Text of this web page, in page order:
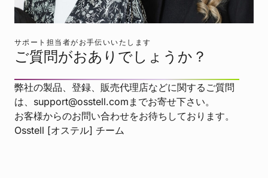
サポート担当者がお手伝いいたします
ご質問がおありでしょうか？
弊社の製品、登録、販売代理店などに関するご質問
は、support@osstell.comまでお寄せ下さい。
お客様からのお問い合わせをお待ちしております。
Osstell [オステル] チーム